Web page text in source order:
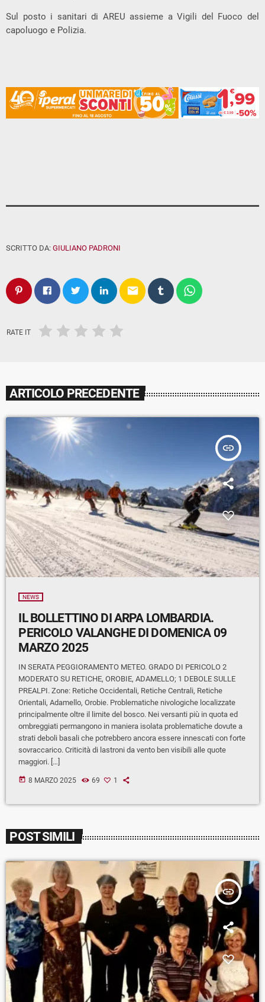
Sul posto i sanitari di AREU assieme a Vigili del Fuoco del
capoluogo e Polizia.
SCRITTO DA: GIULIANO PADRONI
email
RATE IT
ARTICOLO PRECEDENTE
insert_link
NEWS
IL BOLLETTINO DI ARPA LOMBARDIA.
PERICOLO VALANGHE DI DOMENICA 09
MARZO 2025
IN SERATA PEGGIORAMENTO METEO. GRADO DI PERICOLO 2
MODERATO SU RETICHE, OROBIE, ADAMELLO; 1 DEBOLE SULLE
PREALPI. Zone: Retiche Occidentali, Retiche Centrali, Retiche
Orientali, Adamello, Orobie. Problematiche nivologiche localizzate
principalmente oltre il limite del bosco. Nei versanti più in quota ed
ombreggiati permangono in maniera isolata problematiche dovute a
strati deboli basali che potrebbero ancora essere innescati con forte
sovraccarico. Criticità di lastroni da vento ben visibili alle quote
maggiori. […]
today 8 MARZO 2025 69 1
POST SIMILI
insert_link